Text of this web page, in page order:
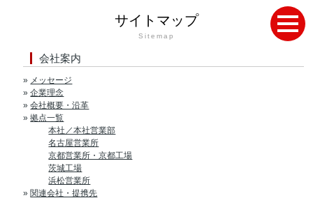
サイトマップ
Sitemap
会社案内
» メッセージ
»企業理念
»会社概要・沿革
»拠点一覧
本社／本社営業部
名古屋営業所
京都営業所・京都工場
茨城工場
浜松営業所
» 関連会社・提携先